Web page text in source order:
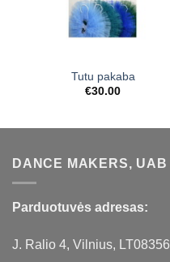
Tutu pakaba
€30.00
DANCE MAKERS, UAB
Parduotuvės adresas:
J. Ralio 4, Vilnius, LT08356